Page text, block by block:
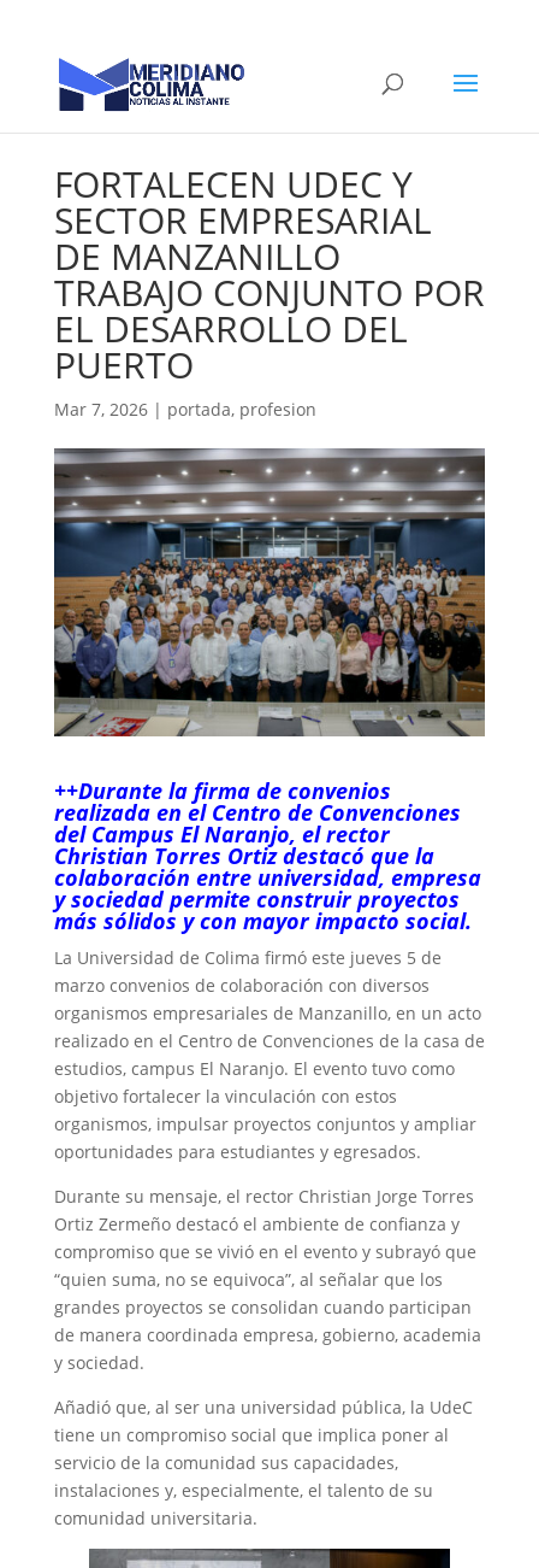
FORTALECEN UDEC Y
SECTOR EMPRESARIAL
DE MANZANILLO
TRABAJO CONJUNTO POR
EL DESARROLLO DEL
PUERTO
Mar 7, 2026| portada, profesion
++Durante la firma de convenios
realizada en el Centro de Convenciones
del Campus El Naranjo, el rector
Christian Torres Ortiz destacó que la
colaboración entre universidad, empresa
y sociedad permite construir proyectos
más sólidos y con mayor impacto social.
La Universidad de Colima firmó este jueves 5 de
marzo convenios de colaboración con diversos
organismos empresariales de Manzanillo, en un acto
realizado en el Centro de Convenciones de la casa de
estudios, campus El Naranjo. El evento tuvo como
objetivo fortalecer la vinculación con estos
organismos, impulsar proyectos conjuntos y ampliar
oportunidades para estudiantes y egresados.
Durante su mensaje, el rector Christian Jorge Torres
Ortiz Zermeño destacó el ambiente de confianza y
compromiso que se vivió en el evento y subrayó que
“quien suma, no se equivoca”, al señalar que los
grandes proyectos se consolidan cuando participan
de manera coordinada empresa, gobierno, academia
y sociedad.
Añadió que, al ser una universidad pública, la UdeC
tiene un compromiso social que implica poner al
servicio de la comunidad sus capacidades,
instalaciones y, especialmente, el talento de su
comunidad universitaria.